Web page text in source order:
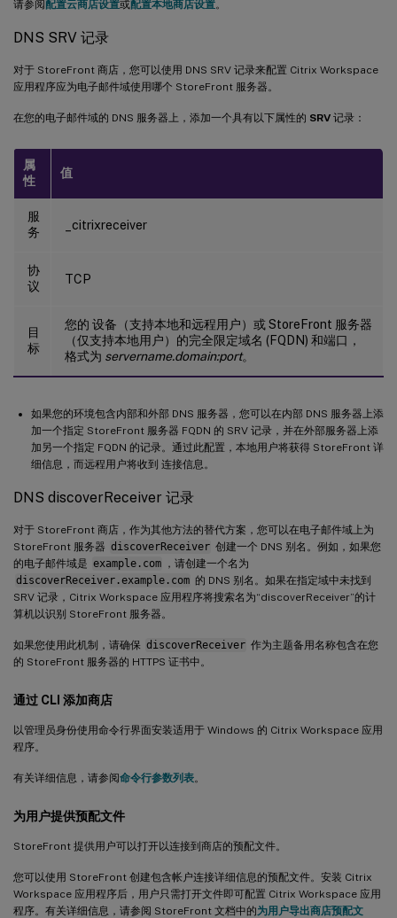
请参阅 配置云商店设置或配置本地商店设置。
DNS SRV 记录
对于 StoreFront 商店，您可以使用 DNS SRV 记录来配置 Citrix Workspace
应用程序应为电子邮件域使用哪个 StoreFront 服务器。
在您的电子邮件域的 DNS 服务器上，添加一个具有以下属性的 SRV 记录：
属
性
值
服
务
_citrixreceiver
协
议
TCP
目
标
您的 设备（支持本地和远程用户）或 StoreFront 服务器
（仅支持本地用户）的完全限定域名 (FQDN) 和端口，
格式为 servername.domain:port。
如果您的环境包含内部和外部 DNS 服务器，您可以在内部 DNS 服务器上添
加一个指定 StoreFront 服务器 FQDN 的 SRV 记录，并在外部服务器上添
加另一个指定 FQDN 的记录。通过此配置，本地用户将获得 StoreFront 详
细信息，而远程用户将收到 连接信息。
DNS discoverReceiver 记录
对于 StoreFront 商店，作为其他方法的替代方案，您可以在电子邮件域上为
StoreFront 服务器 discoverReceiver 创建一个 DNS 别名。例如，如果您
的电子邮件域是 example.com ，请创建一个名为
discoverReceiver.example.com 的 DNS 别名。如果在指定域中未找到
SRV 记录，Citrix Workspace 应用程序将搜索名为“discoverReceiver”的计
算机以识别 StoreFront 服务器。
如果您使用此机制，请确保 discoverReceiver 作为主题备用名称包含在您
的 StoreFront 服务器的 HTTPS 证书中。
通过 CLI 添加商店
以管理员身份使用命令行界面安装适用于 Windows 的 Citrix Workspace 应用
程序。
有关详细信息，请参阅命令行参数列表。
为用户提供预配文件
StoreFront 提供用户可以打开以连接到商店的预配文件。
您可以使用 StoreFront 创建包含帐户连接详细信息的预配文件。安装 Citrix
Workspace 应用程序后，用户只需打开文件即可配置 Citrix Workspace 应用
程序。有关详细信息，请参阅 StoreFront 文档中的为用户导出商店预配文